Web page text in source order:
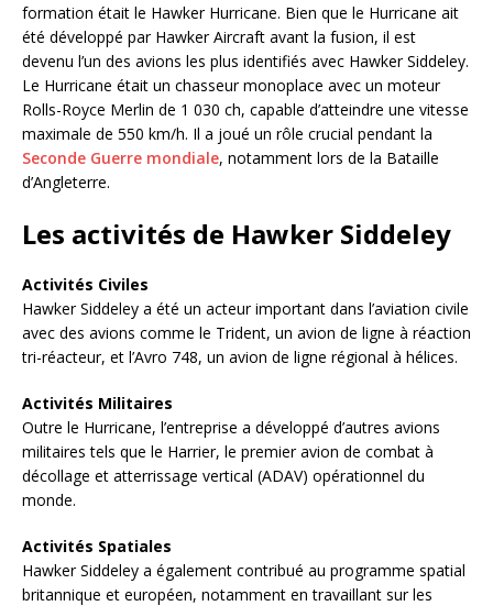
formation était le Hawker Hurricane. Bien que le Hurricane ait
été développé par Hawker Aircraft avant la fusion, il est
devenu l’un des avions les plus identifiés avec Hawker Siddeley.
Le Hurricane était un chasseur monoplace avec un moteur
Rolls-Royce Merlin de 1 030 ch, capable d’atteindre une vitesse
maximale de 550 km/h. Il a joué un rôle crucial pendant la
Seconde Guerre mondiale, notamment lors de la Bataille
d’Angleterre.
Les activités de Hawker Siddeley
Activités Civiles
Hawker Siddeley a été un acteur important dans l’aviation civile
avec des avions comme le Trident, un avion de ligne à réaction
tri-réacteur, et l’Avro 748, un avion de ligne régional à hélices.
Activités Militaires
Outre le Hurricane, l’entreprise a développé d’autres avions
militaires tels que le Harrier, le premier avion de combat à
décollage et atterrissage vertical (ADAV) opérationnel du
monde.
Activités Spatiales
Hawker Siddeley a également contribué au programme spatial
britannique et européen, notamment en travaillant sur les